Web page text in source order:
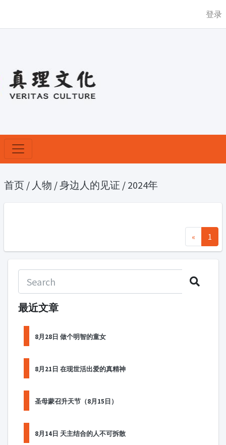
登录
首页 / 人物 /身边人的见证 / 2024年
« 1
最近文章
8月28日 做个明智的童女
8月21日 在现世活出爱的真精神
圣母蒙召升天节（8月15日）
8月14日 天主结合的人不可拆散